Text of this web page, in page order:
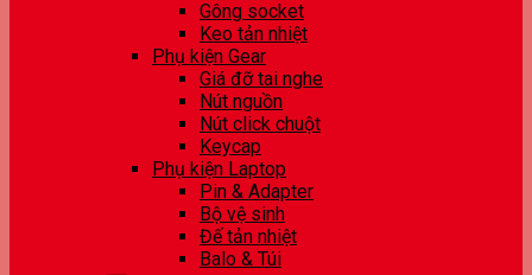
Gông socket
Keo tản nhiệt
Phụ kiện Gear
Giá đỡ tai nghe
Nút nguồn
Nút click chuột
Keycap
Phụ kiện Laptop
Pin & Adapter
Bộ vệ sinh
Đế tản nhiệt
Balo & Túi